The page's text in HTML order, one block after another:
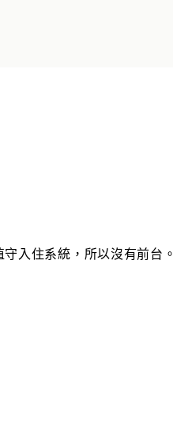
入住系統，所以沒有前台。